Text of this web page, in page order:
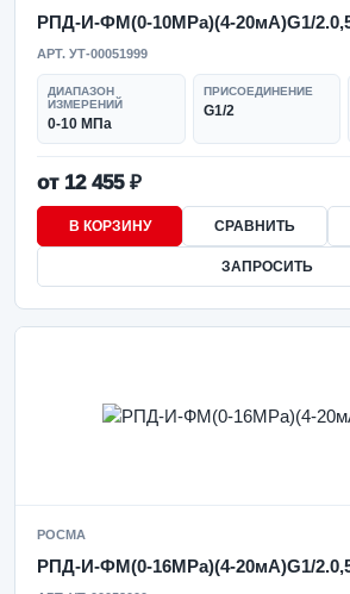
РПД-И-ФМ(0-10MPa)(4-20мА)G1/
АРТ. УТ-00051999
ДИАПАЗОН
ИЗМЕРЕНИЙ
0-10 МПа
ПРИСОЕДИНЕНИЕ
G1/2
от 12 455 ₽
В КОРЗИНУ СРАВНИТЬ
ЗАПРОСИТЬ
РОСМА
РПД-И-ФМ(0-16MPa)(4-20мА)G1/